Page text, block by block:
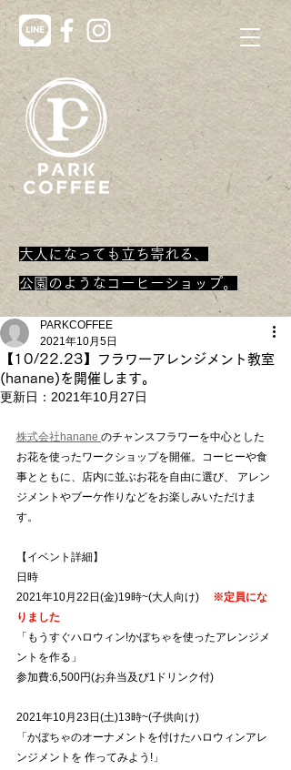
大人になっても立ち寄れる、
​公園のようなコーヒーショップ。
【10/22.23】フラワーアレンジメント教室
(hanane)を開催します。
PARKCOFFEE
2021年10月5日
更新日： 2021年10月27日
株式会社hanane のチャンスフラワーを中心とした
お花を使ったワークショップを開催。コーヒーや食
事とともに、店内に並ぶお花を自由に選び、 アレン
ジメントやブーケ作りなどをお楽しみいただけま
す。
【イベント詳細】
日時
2021年10月22日(金)19時~(大人向け) ※定員にな
りました
「もうすぐハロウィン!かぼちゃを使ったアレンジメ
ントを作る」
参加費:6,500円(お弁当及び1ドリンク付)
2021年10月23日(土)13時~(子供向け)
「かぼちゃのオーナメントを付けたハロウィンアレ
ンジメントを 作ってみよう!」